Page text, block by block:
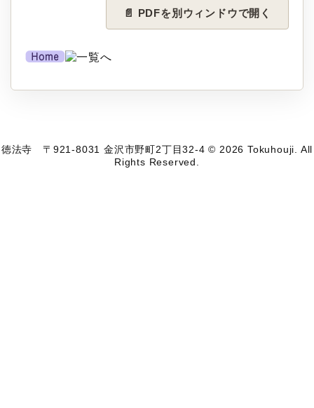
📄 PDFを別ウィンドウで開く
徳法寺 〒921-8031 金沢市野町2丁目32-4 © 2026 Tokuhouji. All
Rights Reserved.